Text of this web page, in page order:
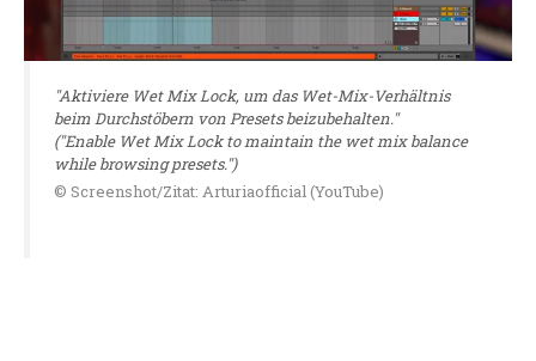
"Aktiviere Wet Mix Lock, um das Wet-Mix-Verhältnis
beim Durchstöbern von Presets beizubehalten."
("Enable Wet Mix Lock to maintain the wet mix balance
while browsing presets.")
© Screenshot/Zitat: Arturiaofficial (YouTube)